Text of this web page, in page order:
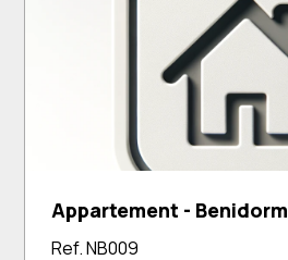
Appartement - Benidorm
Ref. NB009